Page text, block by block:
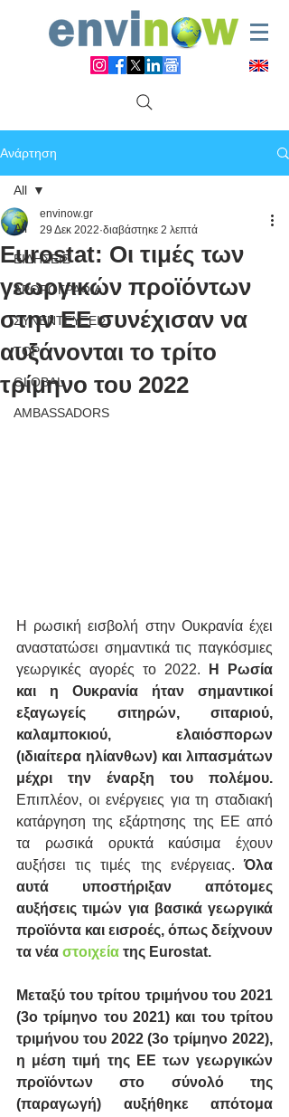
Ανάρτηση
All
ΕΙΔΗΣΕΙΣ
ΑΡΘΡΟΓΡΑΦΙΑ
ΣΥΝΕΝΤΕΥΞΕΙΣ
TOP
GLOBAL
AMBASSADORS
All
Eurostat: Οι τιμές των
γεωργικών προϊόντων
στην ΕΕ συνέχισαν να
αυξάνονται το τρίτο
τρίμηνο του 2022
envinow.gr
29 Δεκ 2022 διαβάστηκε 2 λεπτά
Η ρωσική εισβολή στην Ουκρανία έχει
αναστατώσει σημαντικά τις παγκόσμιες
γεωργικές αγορές το 2022.
Η Ρωσία
και η Ουκρανία ήταν σημαντικοί
εξαγωγείς σιτηρών, σιταριού,
καλαμποκιού, ελαιόσπορων
(ιδιαίτερα ηλίανθων) και λιπασμάτων
μέχρι την έναρξη του πολέμου.
Επιπλέον, οι ενέργειες για τη σταδιακή
κατάργηση της εξάρτησης της ΕΕ από
τα ρωσικά ορυκτά καύσιμα έχουν
αυξήσει τις τιμές της ενέργειας. Όλα
αυτά υποστήριξαν απότομες
αυξήσεις τιμών για βασικά γεωργικά
προϊόντα και εισροές, όπως δείχνουν
τα νέα στοιχεία της Eurostat.
Μεταξύ του τρίτου τριμήνου του 2021
(3ο τρίμηνο του 2021) και του τρίτου
τριμήνου του 2022 (3ο τρίμηνο 2022),
η μέση τιμή της ΕΕ των γεωργικών
προϊόντων στο σύνολό της
(παραγωγή) αυξήθηκε απότομα